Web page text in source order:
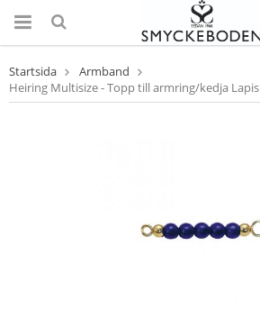
Startsida
Armband
Heiring Multisize - Topp till armring/kedja Lapis